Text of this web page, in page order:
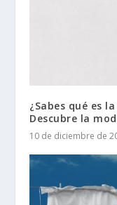
¿Sabes qué es
Descubre la
10 de diciembre de